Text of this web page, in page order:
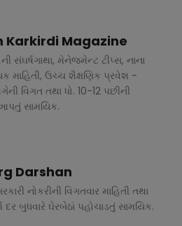
Karkirdi Magazine
સંઘર્ષગાથા, મેનેજમેન્ટ ટીપ્સ, નાના
માહિતી, ઉચ્ચ શૈક્ષણિક પ્રવેશ -
વિગત તથા ધો. 10-12 પછીની
આપતું સામયિક.
Darshan
નોકરીની વિગતવાર માહિતી તથા
દર બુધવારે ઘેરબેઠાં પહોચાડતું સામયિક.